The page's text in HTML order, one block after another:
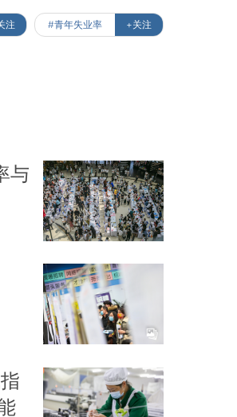
注 #青年失业率 +关注
与